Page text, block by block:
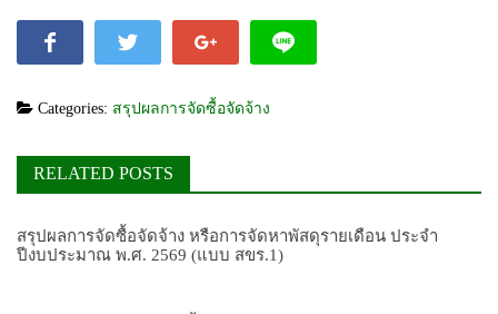
Categories: สรุปผลการจัดซื้อจัดจ้าง
RELATED POSTS
สรุปผลการจัดซื้อจัดจ้าง หรือการจัดหาพัสดุรายเดือน ประจำ
ปีงบประมาณ พ.ศ. 2569 (แบบ สขร.1)